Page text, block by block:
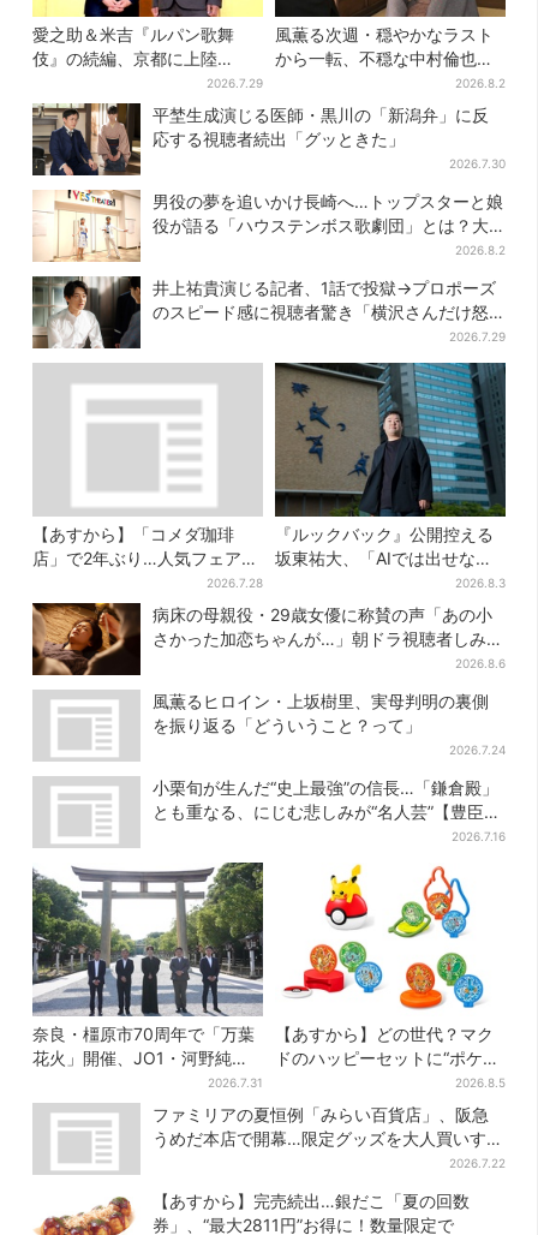
愛之助＆米吉『ルパン歌舞
伎』の続編、京都に上陸
「VIVANT好きも観てほしい」
2026.7.29
風薫る次週・穏やかなラスト
から一転、不穏な中村倫也の
登場に視聴者期待「いよいよ
登場だ」
2026.8.2
平埜生成演じる医師・黒川の「新潟弁」に反
応する視聴者続出「グッときた」
2026.7.30
男役の夢を追いかけ長崎へ…トップスターと娘
役が語る「ハウステンボス歌劇団」とは？大
2026.8.2
井上祐貴演じる記者、1話で投獄→プロポーズ
のスピード感に視聴者驚き「横沢さんだけ怒
2026.7.29
【あすから】「コメダ珈琲
店」で2年ぶり…人気フェアが
復活！“ハワイ旅行が当た
る”キャンペーンも
2026.7.28
『ルックバック』公開控える
坂東祐大、「AIでは出せない
質感がある」映画音楽へのこ
だわり
2026.8.3
病床の母親役・29歳女優に称賛の声「あの小
さかった加恋ちゃんが…」朝ドラ視聴者しみじ
2026.8.6
風薫るヒロイン・上坂樹里、実母判明の裏側
を振り返る「どういうこと？って」
2026.7.24
小栗旬が生んだ“史上最強”の信長…「鎌倉殿」
とも重なる、にじむ悲しみが“名人芸”【豊臣兄
2026.7.16
奈良・橿原市70周年で「万葉
花火」開催、JO1・河野純喜
がアンバサダーに…グループ
楽曲ともシンクロ
2026.7.31
【あすから】どの世代？マク
ドのハッピーセットに“ポケモ
ンおもちゃ”、歴代30匹に「懐
かしい」と喜びの声
2026.8.5
ファミリアの夏恒例「みらい百貨店」、阪急
うめだ本店で開幕…限定グッズを大人買いする
2026.7.22
【あすから】完売続出…銀だこ「夏の回数
券」、“最大2811円”お得に！数量限定で